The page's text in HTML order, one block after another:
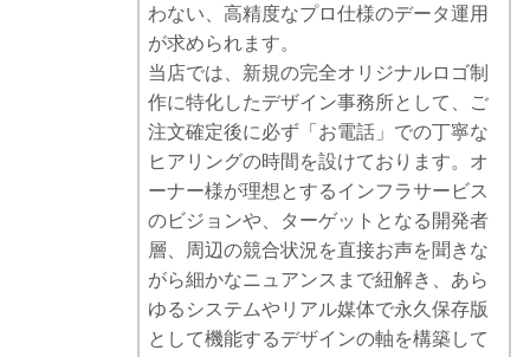
わない、高精度なプロ仕様のデータ運用
が求められます。
当店では、新規の完全オリジナルロゴ制
作に特化したデザイン事務所として、ご
注文確定後に必ず「お電話」での丁寧な
ヒアリングの時間を設けております。オ
ーナー様が理想とするインフラサービス
のビジョンや、ターゲットとなる開発者
層、周辺の競合状況を直接お声を聞きな
がら細かなニュアンスまで紐解き、あら
ゆるシステムやリアル媒体で永久保存版
として機能するデザインの軸を構築して